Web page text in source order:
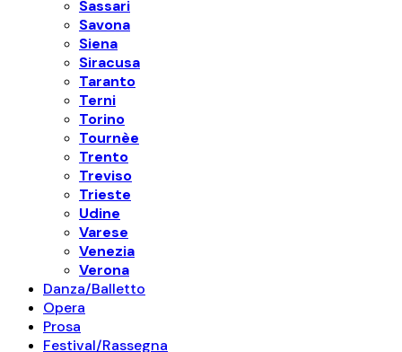
Sassari
Savona
Siena
Siracusa
Taranto
Terni
Torino
Tournèe
Trento
Treviso
Trieste
Udine
Varese
Venezia
Verona
Danza/Balletto
Opera
Prosa
Festival/Rassegna